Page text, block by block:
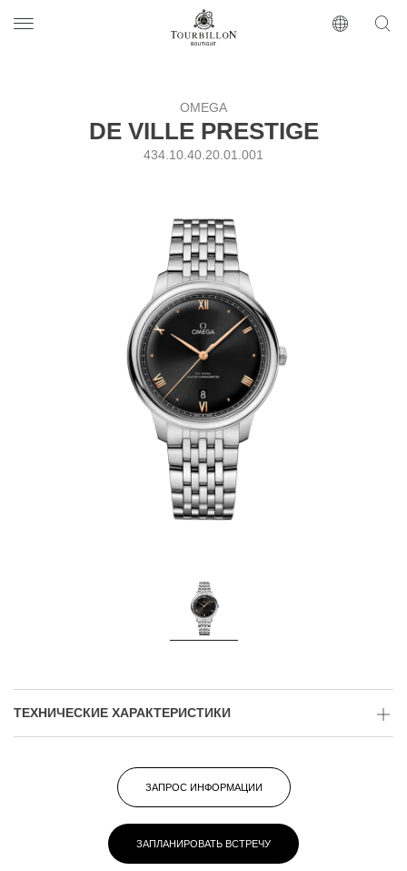
https://www.tourbillon.com/ru
OMEGA
DE VILLE PRESTIGE
434.10.40.20.01.001
ТЕХНИЧЕСКИЕ ХАРАКТЕРИСТИКИ
ЗАПРОС ИНФОРМАЦИИ
ЗАПЛАНИРОВАТЬ ВСТРЕЧУ